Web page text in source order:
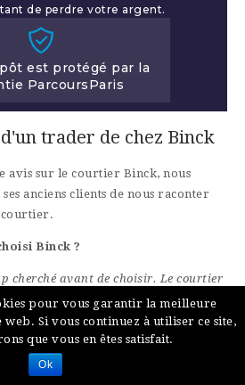
de perdre votre argent.
est protégé par la
ParcoursParis
trader de chez Binck
avis sur le courtier Binck, nous
anciens clients de nous raconter
courtier.
Binck ?
cherché avant de choisir. Le courtier
Quand j’ai visité son site, j’ai
et je me suis dit que je tenais le
départ que le choix d’un courtier
garantir la sérénité de mon activité.
pour vous garantir la meilleure
Si vous continuez à utiliser ce site,
que vous en êtes satisfait.
Ok